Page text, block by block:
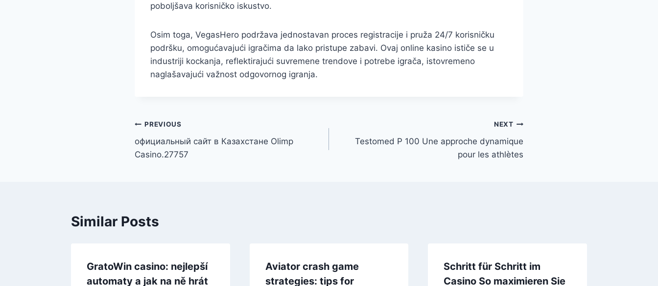
poboljšava korisničko iskustvo.
Osim toga, VegasHero podržava jednostavan proces registracije i pruža 24/7 korisničku
podršku, omogućavajući igračima da lako pristupe zabavi. Ovaj online kasino ističe se u
industriji kockanja, reflektirajući suvremene trendove i potrebe igrača, istovremeno
naglašavajući važnost odgovornog igranja.
Post
navigation
PREVIOUS
официальный сайт в Казахстане Olimp
Casino.27757
NEXT
Testomed P 100 Une approche dynamique
pour les athlètes
Similar Posts
GratoWin casino: nejlepší
automaty a jak na ně hrát
Aviator crash game
strategies: tips for
Schritt für Schritt im
Casino So maximieren Sie